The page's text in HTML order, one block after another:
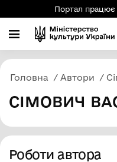
Портал
Головна Автори
СІМОВИЧ
Роботи автора